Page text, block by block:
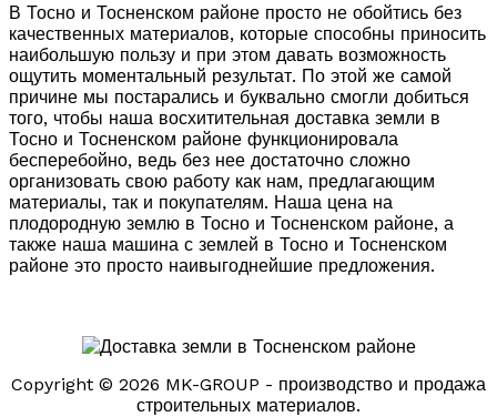
В Тосно и Тосненском районе просто не обойтись без
качественных материалов, которые способны приносить
наибольшую пользу и при этом давать возможность
ощутить моментальный результат. По этой же самой
причине мы постарались и буквально смогли добиться
того, чтобы наша восхитительная доставка земли в
Тосно и Тосненском районе функционировала
бесперебойно, ведь без нее достаточно сложно
организовать свою работу как нам, предлагающим
материалы, так и покупателям. Наша цена на
плодородную землю в Тосно и Тосненском районе, а
также наша машина с землей в Тосно и Тосненском
районе это просто наивыгоднейшие предложения.
Copyright © 2026 MK-GROUP - производство и продажа
строительных материалов.